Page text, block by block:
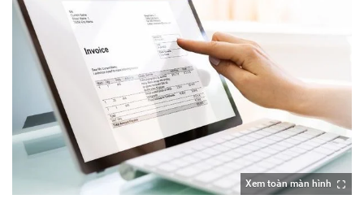
Xem toàn màn hình